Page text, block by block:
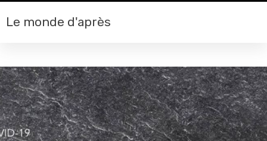
Le monde d'après